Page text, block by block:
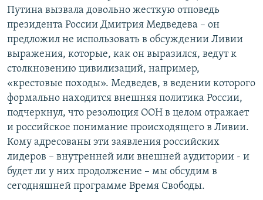
Все сайты РСЕ/РС
Путина вызвала довольно жесткую отповедь
президента России Дмитрия Медведева – он
предложил не использовать в обсуждении Ливии
выражения, которые, как он выразился, ведут к
столкновению цивилизаций, например,
«крестовые походы». Медведев, в ведении которого
формально находится внешняя политика России,
подчеркнул, что резолюция ООН в целом отражает
и российское понимание происходящего в Ливии.
Кому адресованы эти заявления российских
лидеров – внутренней или внешней аудитории - и
будет ли у них продолжение – мы обсудим в
сегодняшней программе Время Свободы.